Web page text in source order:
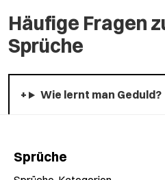
Häufige Fragen
Sprüche
Wie lernt man Geduld?
Sprüche